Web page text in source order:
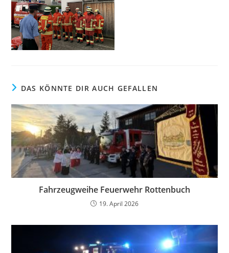
DAS KÖNNTE DIR AUCH GEFALLEN
Fahrzeugweihe Feuerwehr Rottenbuch
19. April 2026